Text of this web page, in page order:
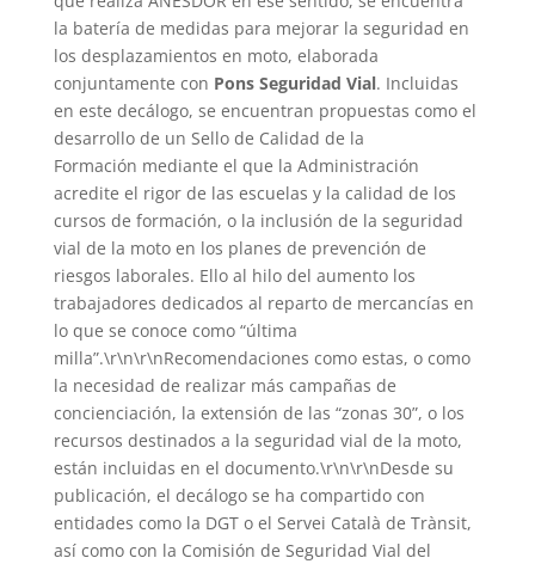
la batería de medidas para mejorar la seguridad en
los desplazamientos en moto, elaborada
conjuntamente con Pons Seguridad Vial. Incluidas
en este decálogo, se encuentran propuestas como el
desarrollo de un Sello de Calidad de la
Formación mediante el que la Administración
acredite el rigor de las escuelas y la calidad de los
cursos de formación, o la inclusión de la seguridad
vial de la moto en los planes de prevención de
riesgos laborales. Ello al hilo del aumento los
trabajadores dedicados al reparto de mercancías en
lo que se conoce como “última
milla”.\r\n\r\nRecomendaciones como estas, o como
la necesidad de realizar más campañas de
concienciación, la extensión de las “zonas 30”, o los
recursos destinados a la seguridad vial de la moto,
están incluidas en el documento.\r\n\r\nDesde su
publicación, el decálogo se ha compartido con
entidades como la DGT o el Servei Català de Trànsit,
así como con la Comisión de Seguridad Vial del